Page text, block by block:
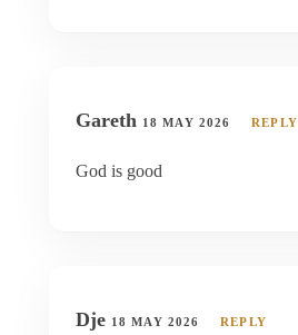
Gareth 18 MAY 2026 REPLY
God is good
Dje 18 MAY 2026 REPLY